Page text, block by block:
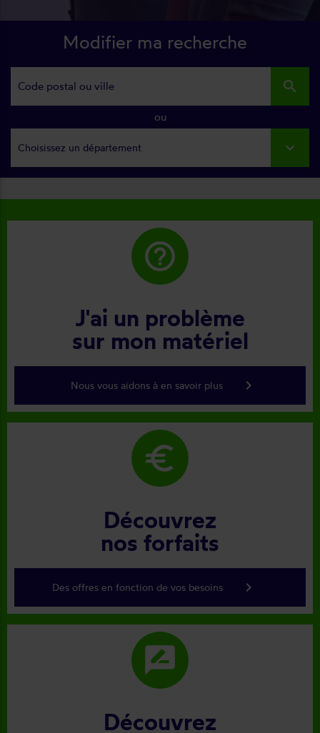
Modifier ma recherche
search
ou
Choisissez un département
help_outline
J'ai un problème
sur mon matériel
Nous vous aidons à en savoir plus keyboard_arrow_right
euro
Découvrez
nos forfaits
Des offres en fonction de vos besoins keyboard_arrow_right
rate_review
Découvrez